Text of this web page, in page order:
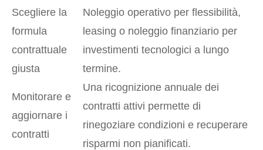
Scegliere la
formula
contrattuale
giusta
Noleggio operativo per flessibilità,
leasing o noleggio finanziario per
investimenti tecnologici a lungo
termine.
Monitorare e
aggiornare i
contratti
Una ricognizione annuale dei
contratti attivi permette di
rinegoziare condizioni e recuperare
risparmi non pianificati.